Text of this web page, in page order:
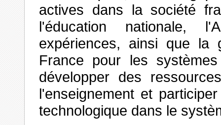
actives dans la société
l'éducation nationale,
expériences, ainsi que la
France pour les
développer des
l'enseignement et
technologique dans le